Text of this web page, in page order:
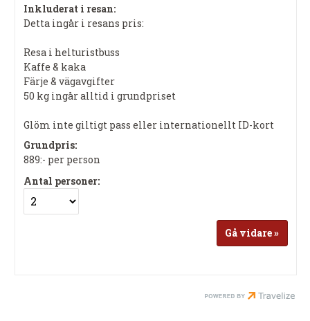
Inkluderat i resan:
Detta ingår i resans pris:
Resa i helturistbuss
Kaffe & kaka
Färje & vägavgifter
50 kg ingår alltid i grundpriset
Glöm inte giltigt pass eller internationellt ID-kort
Grundpris:
889:- per person
Antal personer: